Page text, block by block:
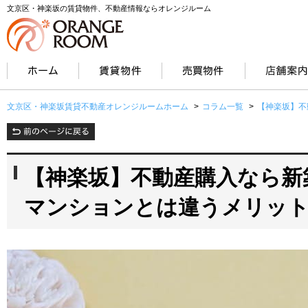
文京区・神楽坂の賃貸物件、不動産情報ならオレンジルーム
文京区・神楽坂賃貸不動産オレンジルームホーム > コラム一覧 > 【神楽坂】
【神楽坂】不動産購入なら
マンションとは違うメリッ